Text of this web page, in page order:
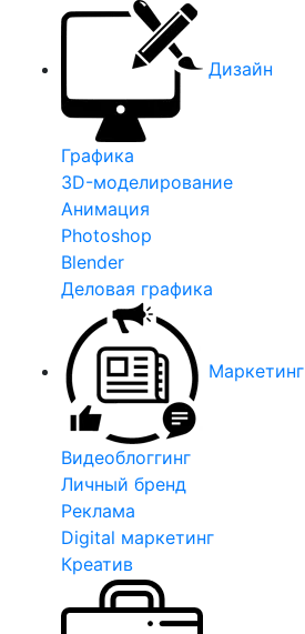
Дизайн
Графика
3D-моделирование
Анимация
Photoshop
Blender
Деловая графика
Маркетинг
Видеоблоггинг
Личный бренд
Реклама
Digital маркетинг
Креатив